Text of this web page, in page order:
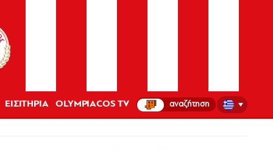
ΕΙΣΙΤΗΡΙΑ OLYMPIACOS TV